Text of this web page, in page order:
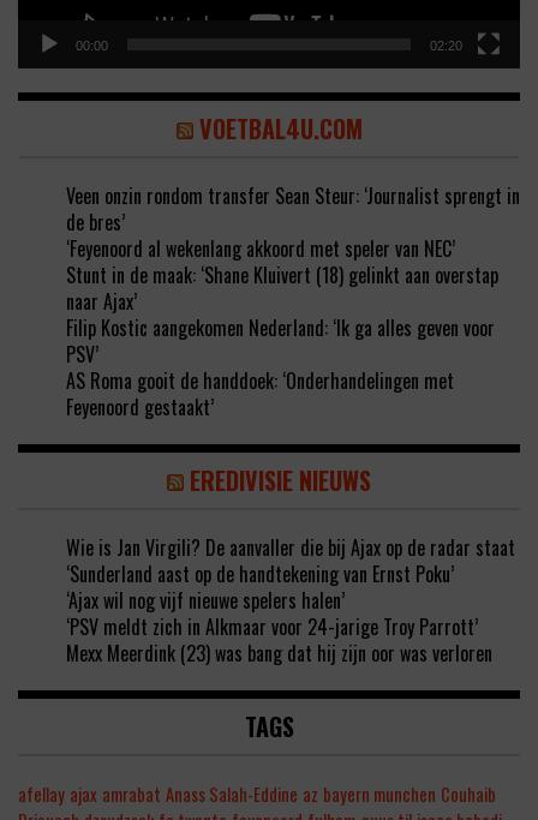
00:00 02:20
VOETBAL4U.COM
Veen onzin rondom transfer Sean Steur: ‘Journalist sprengt in
de bres’
‘Feyenoord al wekenlang akkoord met speler van NEC’
Stunt in de maak: ‘Shane Kluivert (18) gelinkt aan overstap
naar Ajax’
Filip Kostic aangekomen Nederland: ‘Ik ga alles geven voor
PSV’
AS Roma gooit de handdoek: ‘Onderhandelingen met
Feyenoord gestaakt’
EREDIVISIE NIEUWS
Wie is Jan Virgili? De aanvaller die bij Ajax op de radar staat
‘Sunderland aast op de handtekening van Ernst Poku’
‘Ajax wil nog vijf nieuwe spelers halen’
‘PSV meldt zich in Alkmaar voor 24-jarige Troy Parrott’
Mexx Meerdink (23) was bang dat hij zijn oor was verloren
TAGS
afellay ajax amrabat Anass Salah-Eddine az bayern munchen Couhaib